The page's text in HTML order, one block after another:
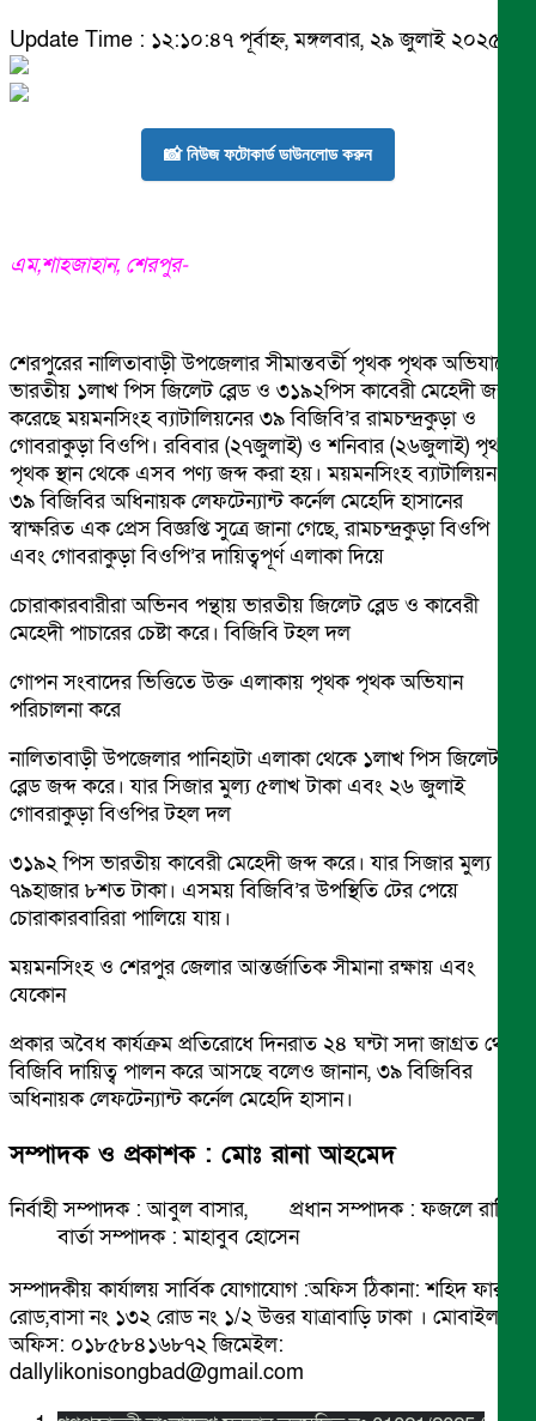
Update Time : ১২:১০:৪৭ পূর্বাহ্ন, মঙ্গলবার, ২৯ জুলাই ২০২৫
📸 নিউজ ফটোকার্ড ডাউনলোড করুন
এম,শাহজাহান, শেরপুর-
শেরপুরের নালিতাবাড়ী উপজেলার সীমান্তবর্তী পৃথক পৃথক অভিযানে
ভারতীয় ১লাখ পিস জিলেট ব্লেড ও ৩১৯২পিস কাবেরী মেহেদী জব্দ
করেছে ময়মনসিংহ ব্যাটালিয়নের ৩৯ বিজিবি’র রামচন্দ্রকুড়া ও
গোবরাকুড়া বিওপি। রবিবার (২৭জুলাই) ও শনিবার (২৬জুলাই) পৃথক
পৃথক স্থান থেকে এসব পণ্য জব্দ করা হয়। ময়মনসিংহ ব্যাটালিয়ন
৩৯ বিজিবির অধিনায়ক লেফটেন্যান্ট কর্নেল মেহেদি হাসানের
স্বাক্ষরিত এক প্রেস বিজ্ঞপ্তি সুত্রে জানা গেছে, রামচন্দ্রকুড়া বিওপি
এবং গোবরাকুড়া বিওপি’র দায়িত্বপূর্ণ এলাকা দিয়ে
চোরাকারবারীরা অভিনব পন্থায় ভারতীয় জিলেট ব্লেড ও কাবেরী
মেহেদী পাচারের চেষ্টা করে। বিজিবি টহল দল
গোপন সংবাদের ভিত্তিতে উক্ত এলাকায় পৃথক পৃথক অভিযান
পরিচালনা করে
নালিতাবাড়ী উপজেলার পানিহাটা এলাকা থেকে ১লাখ পিস জিলেট
ব্লেড জব্দ করে। যার সিজার মুল্য ৫লাখ টাকা এবং ২৬ জুলাই
গোবরাকুড়া বিওপির টহল দল
৩১৯২ পিস ভারতীয় কাবেরী মেহেদী জব্দ করে। যার সিজার মুল্য
৭৯হাজার ৮শত টাকা। এসময় বিজিবি’র উপস্থিতি টের পেয়ে
চোরাকারবারিরা পালিয়ে যায়।
ময়মনসিংহ ও শেরপুর জেলার আন্তর্জাতিক সীমানা রক্ষায় এবং
যেকোন
প্রকার অবৈধ কার্যক্রম প্রতিরোধে দিনরাত ২৪ ঘন্টা সদা জাগ্রত থেকে
বিজিবি দায়িত্ব পালন করে আসছে বলেও জানান, ৩৯ বিজিবির
অধিনায়ক লেফটেন্যান্ট কর্নেল মেহেদি হাসান।
সম্পাদক ও প্রকাশক : মোঃ রানা আহমেদ
নির্বাহী সম্পাদক : আবুল বাসার, প্রধান সম্পাদক : ফজলে রাব্বি
বার্তা সম্পাদক : মাহাবুব হোসেন
সম্পাদকীয় কার্যালয় সার্বিক যোগাযোগ :অফিস ঠিকানা: শহিদ ফারুক
রোড,বাসা নং ১৩২ রোড নং ১/২ উত্তর যাত্রাবাড়ি ঢাকা । মোবাইল
অফিস: ০১৮৫৮৪১৬৮৭২ জিমেইল:
dallylikonisongbad@gmail.com